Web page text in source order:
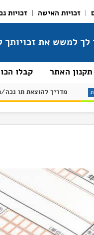
זכויות האישה זכויות
לך למשש את זכויותך
תקנון האתר קבלו
מדריך אינדקס מחלות